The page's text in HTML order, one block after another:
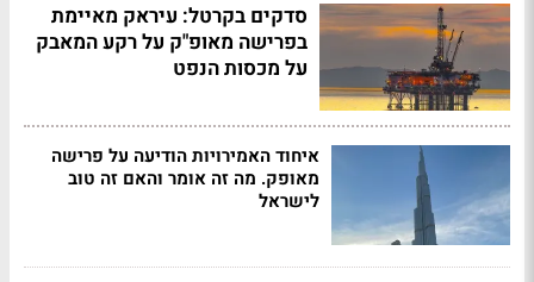
סדקים בקרטל: עיראק מאיימת
בפרישה מאופ"ק על רקע המאבק
על מכסות הנפט
איחוד האמירויות הודיעה על פרישה
מאופק. מה זה אומר והאם זה טוב
לישראל